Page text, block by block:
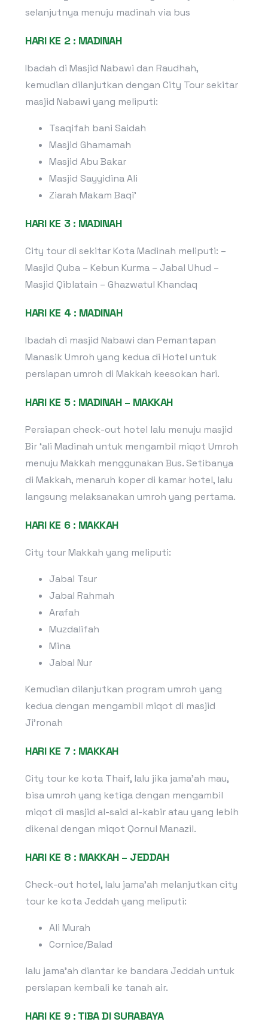
selanjutnya menuju madinah via bus
HARI KE 2 : MADINAH
Ibadah di Masjid Nabawi dan Raudhah,
kemudian dilanjutkan dengan City Tour sekitar
masjid Nabawi yang meliputi:
Tsaqifah bani Saidah
Masjid Ghamamah
Masjid Abu Bakar
Masjid Sayyidina Ali
Ziarah Makam Baqi’
HARI KE 3 : MADINAH
City tour di sekitar Kota Madinah meliputi: –
Masjid Quba – Kebun Kurma – Jabal Uhud –
Masjid Qiblatain – Ghazwatul Khandaq
HARI KE 4 : MADINAH
Ibadah di masjid Nabawi dan Pemantapan
Manasik Umroh yang kedua di Hotel untuk
persiapan umroh di Makkah keesokan hari.
HARI KE 5 : MADINAH – MAKKAH
Persiapan check-out hotel lalu menuju masjid
Bir ‘ali Madinah untuk mengambil miqot Umroh
menuju Makkah menggunakan Bus. Setibanya
di Makkah, menaruh koper di kamar hotel, lalu
langsung melaksanakan umroh yang pertama.
HARI KE 6 : MAKKAH
City tour Makkah yang meliputi:
Jabal Tsur
Jabal Rahmah
Arafah
Muzdalifah
Mina
Jabal Nur
Kemudian dilanjutkan program umroh yang
kedua dengan mengambil miqot di masjid
Ji’ronah
HARI KE 7 : MAKKAH
City tour ke kota Thaif, lalu jika jama’ah mau,
bisa umroh yang ketiga dengan mengambil
miqot di masjid al-said al-kabir atau yang lebih
dikenal dengan miqot Qornul Manazil.
HARI KE 8 : MAKKAH – JEDDAH
Check-out hotel, lalu jama’ah melanjutkan city
tour ke kota Jeddah yang meliputi:
Ali Murah
Cornice/Balad
lalu jama’ah diantar ke bandara Jeddah untuk
persiapan kembali ke tanah air.
HARI KE 9 : TIBA DI SURABAYA